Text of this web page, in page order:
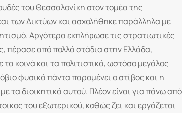
του Θεσσαλονίκη στον τομέα της
των Δικτύων και ασχολήθηκε παράλληλα με
Αργότερα εκπλήρωσε τις στρατιωτικές
πέρασε από πολλά στάδια στην Ελλάδα,
κοινά και τα πολιτιστικά, ωστόσο μεγάλος
φυσικά πάντα παραμένει ο στίβος και η
τα διοικητικά αυτού. Πλέον είναι για πάνω από
του εξωτερικού, καθώς ζει και εργάζεται